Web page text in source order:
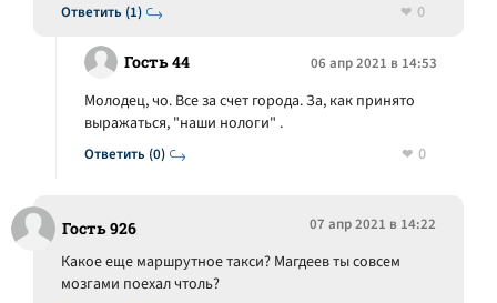
Ответить (1)
0
Гость 44 06 апр 2021 в 14:53
Ответить (0)
Молодец, чо. Все за счет города. За, как принято
выражаться, "наши нологи" .
0
Гость 926 07 апр 2021 в 14:22
Какое еще маршрутное такси? Магдеев ты совсем
мозгами поехал чтоль?